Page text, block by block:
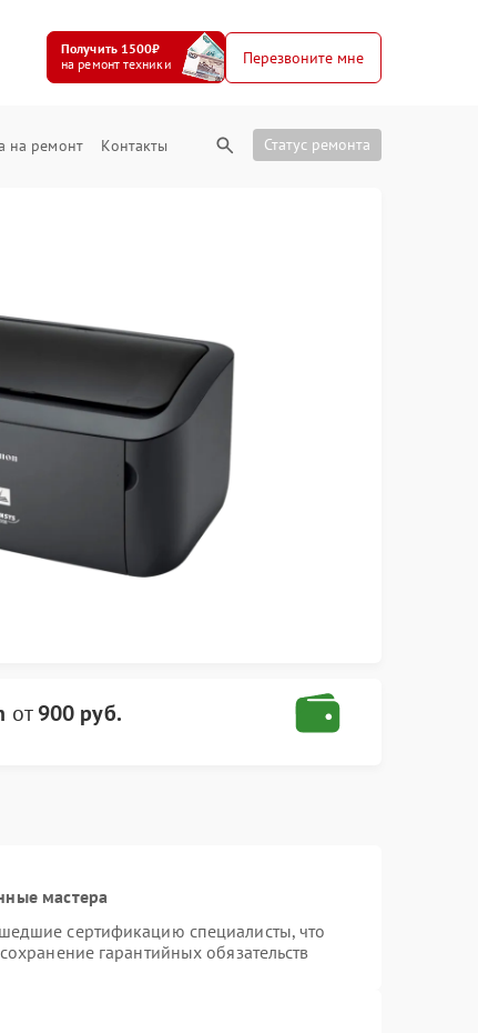
Получить 1500₽
на ремонт техники
Перезвоните мне
на ремонт Контакты Статус ремонта
от900 руб.
мастера
сертификацию специалисты, что
гарантийных обязательств